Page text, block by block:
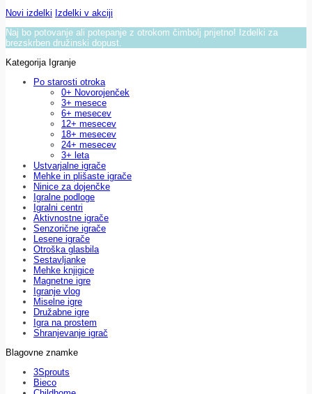
Novi izdelki Izdelki v akciji
Naj bo potovanje ali potepanje z otrokom čimbolj prijetno! Izdelki za
brezskrben družinski dopust.
Kategorija Igranje
Po starosti otroka
0+ Novorojenček
3+ mesece
6+ mesecev
12+ mesecev
18+ mesecev
24+ mesecev
3+ leta
Ustvarjalne igrače
Mehke in plišaste igrače
Ninice za dojenčke
Igralne podloge
Igralni centri
Aktivnostne igrače
Senzorične igrače
Lesene igrače
Otroška glasbila
Sestavljanke
Mehke knjigice
Magnetne igre
Igranje vlog
Miselne igre
Družabne igre
Igra na prostem
Shranjevanje igrač
Blagovne znamke
3Sprouts
Bieco